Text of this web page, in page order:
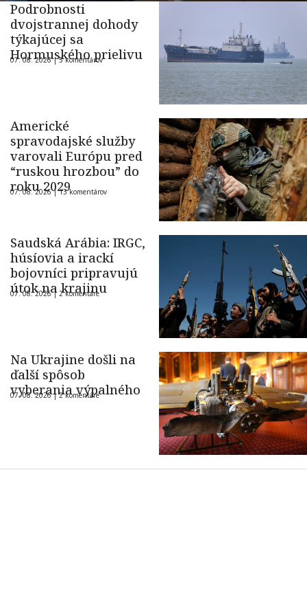
Podrobnosti
dvojstrannej dohody
týkajúcej sa
Hormuského prielivu
07. 08. 2026 |5 komentárov
Americké
spravodajské služby
varovali Európu pred
“ruskou hrozbou” do
roku 2029
07. 08. 2026 |13 komentárov
Saudská Arábia: IRGC,
húsíovia a irackí
bojovníci pripravujú
útok na krajinu
07. 08. 2026 |2 komentáre
Na Ukrajine došli na
ďalší spôsob
vyberania výpalného
07. 08. 2026 |2 komentáre